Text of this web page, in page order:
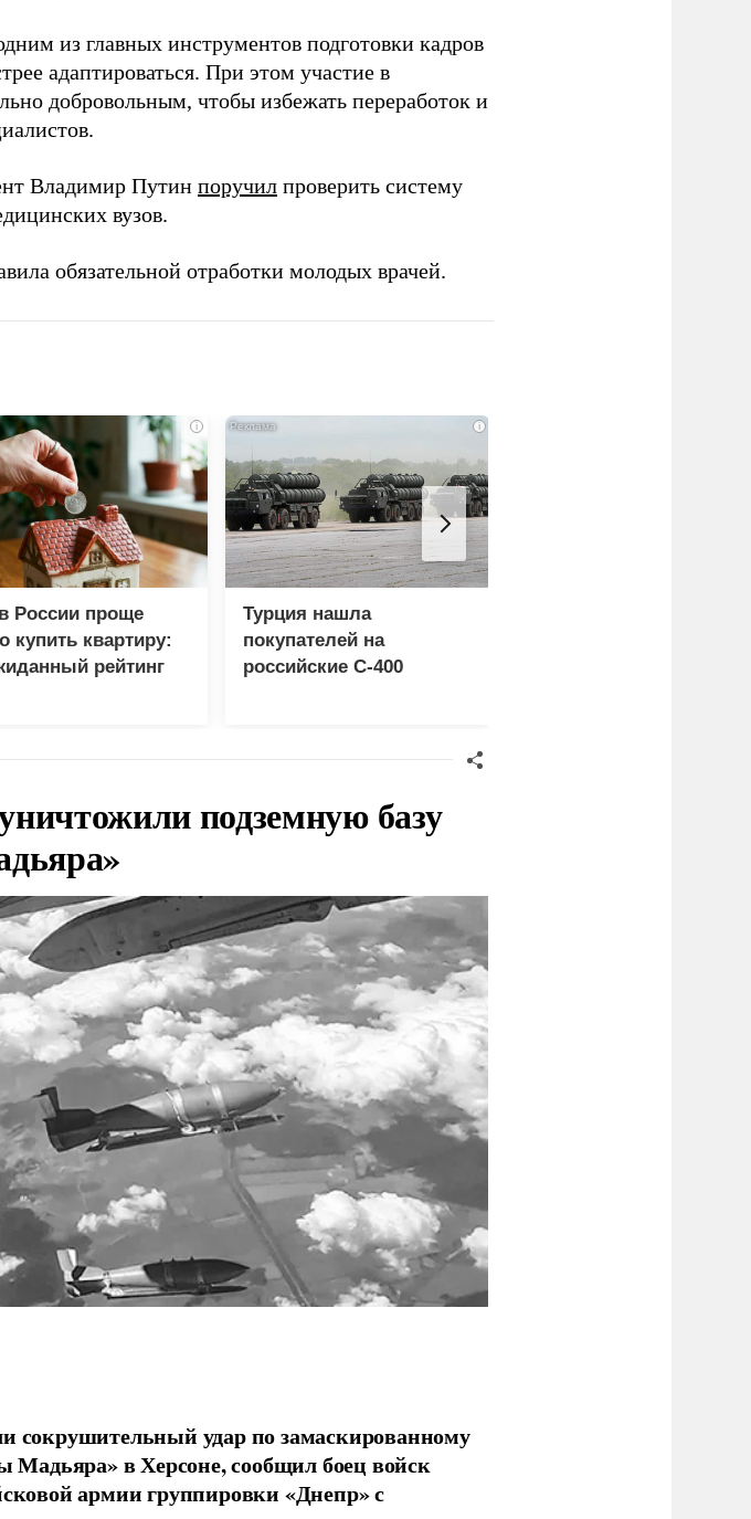
из главных инструментов подготовки кадров
адаптироваться. При этом участие в
добровольным, чтобы избежать переработок и
Владимир Путин поручил проверить систему
вузов.
обязательной отработки молодых врачей.
i
России проще
купить квартиру:
рейтинг
i
Турция нашла
покупателей на
российские C-400
подземную базу
сокрушительный удар по замаскированному
Мадьяра» в Херсоне, сообщил боец войск
армии группировки «Днепр» с